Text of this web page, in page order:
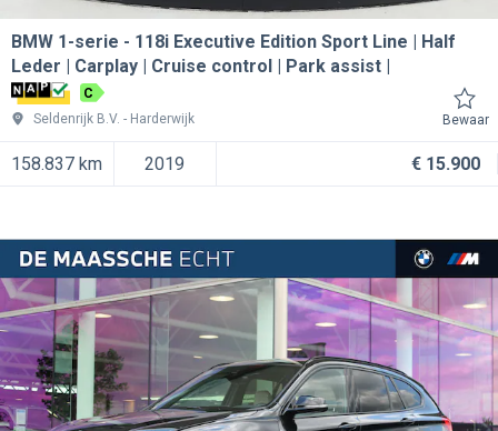
BMW 1-serie
118i Executive Edition Sport Line | Half
Leder | Carplay | Cruise control | Park assist |
C
Seldenrijk B.V.
Harderwijk Bewaar
158.837 km 2019 € 15.900